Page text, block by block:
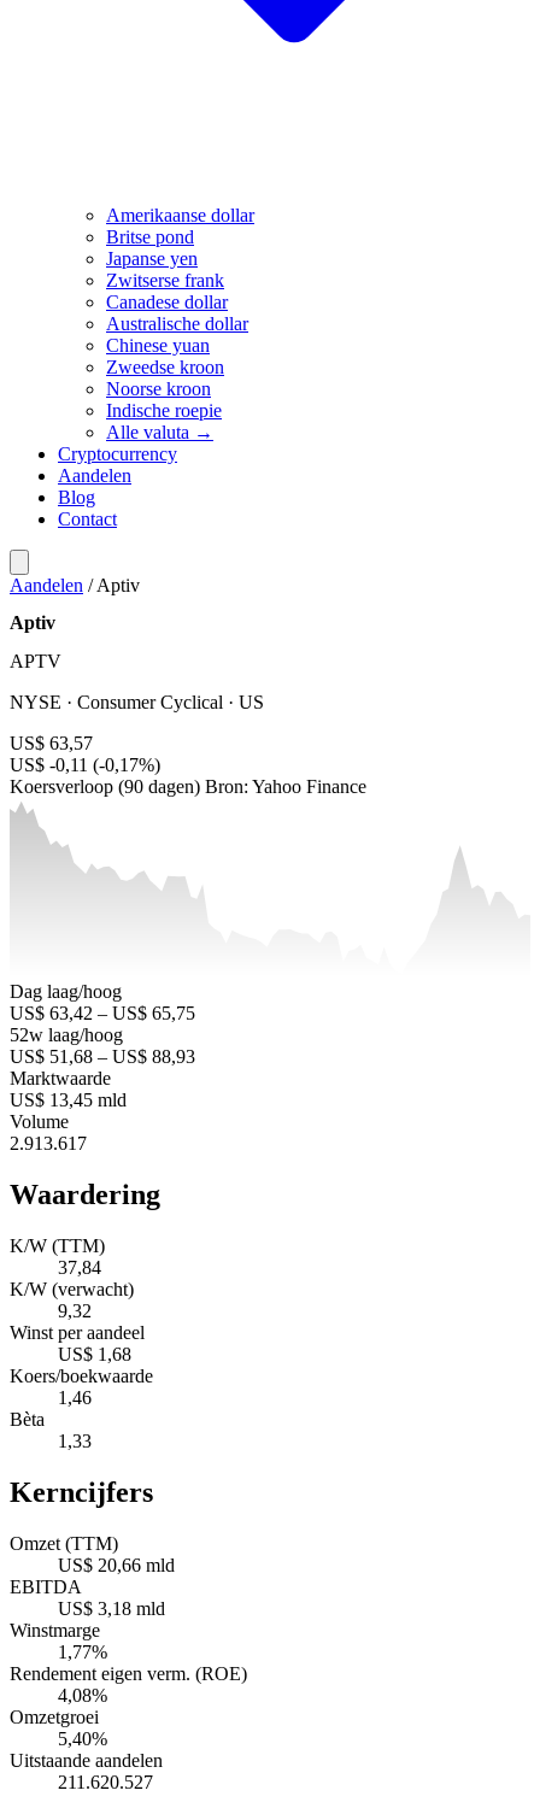
Amerikaanse dollar
Britse pond
Japanse yen
Zwitserse frank
Canadese dollar
Australische dollar
Chinese yuan
Zweedse kroon
Noorse kroon
Indische roepie
Alle valuta →
Cryptocurrency
Aandelen
Blog
Contact
Aandelen / Aptiv
Aptiv
APTV
NYSE · Consumer Cyclical · US
US$ 63,57
US$ -0,11 (-0,17%)
Koersverloop (90 dagen) Bron: Yahoo Finance
Dag laag/hoog
US$ 63,42 – US$ 65,75
52w laag/hoog
US$ 51,68 – US$ 88,93
Marktwaarde
US$ 13,45 mld
Volume
2.913.617
Waardering
K/W (TTM)
37,84
K/W (verwacht)
9,32
Winst per aandeel
US$ 1,68
Koers/boekwaarde
1,46
Bèta
1,33
Kerncijfers
Omzet (TTM)
US$ 20,66 mld
EBITDA
US$ 3,18 mld
Winstmarge
1,77%
Rendement eigen verm. (ROE)
4,08%
Omzetgroei
5,40%
Uitstaande aandelen
211.620.527